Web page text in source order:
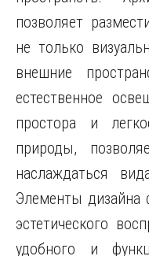
позволяет
не только
внешние
естественное
простора и
природы,
наслаждаться
Элементы дизайна
эстетического
удобного и